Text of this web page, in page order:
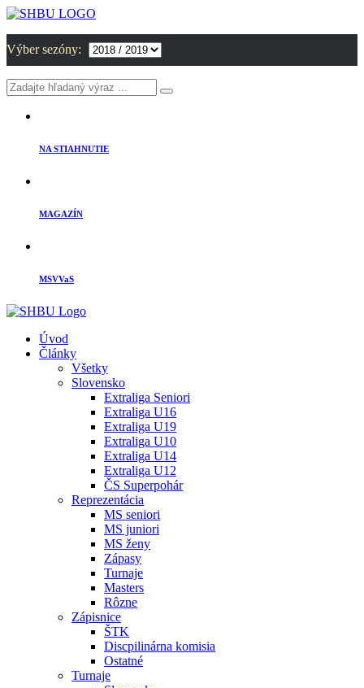
Výber sezóny:
NA STIAHNUTIE
MAGAZÍN
MSVVaS
Úvod
Články
Všetky
Slovensko
Extraliga Seniori
Extraliga U16
Extraliga U19
Extraliga U10
Extraliga U14
Extraliga U12
ČS Superpohár
Reprezentácia
MS seniori
MS juniori
MS ženy
Zápasy
Turnaje
Masters
Rôzne
Zápisnice
ŠTK
Discpilinárna komisia
Ostatné
Turnaje